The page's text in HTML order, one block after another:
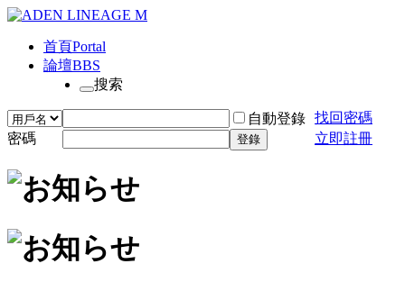
首頁Portal
論壇BBS
搜索
自動登錄 找回密碼
密碼
登錄 立即註冊